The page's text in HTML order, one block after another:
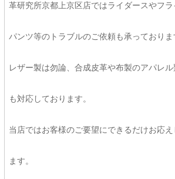
革研究所京都上京区店ではライダースやフ
パンツ等のトラブルのご依頼も承っておりま
レザー製は勿論、合成皮革や布製のアパレ
も対応しております。
当店ではお客様のご要望にできるだけお応
ます。